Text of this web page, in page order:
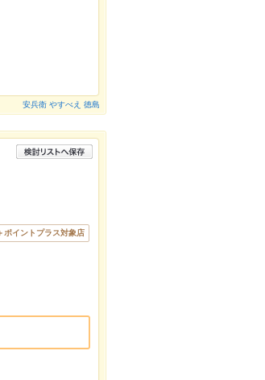
安兵衛 やすべえ 徳島
ポイントプラス対象店